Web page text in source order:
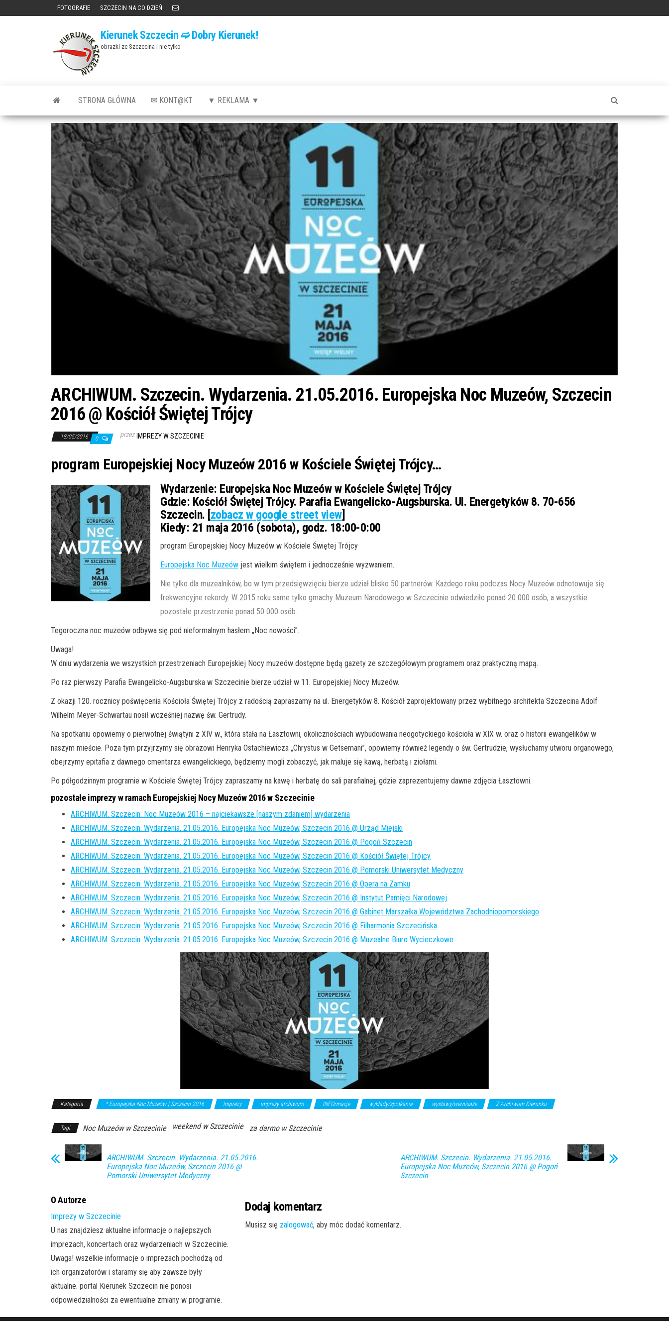
FOTOGRAFIE SZCZECIN NA CO DZIEŃ
Kierunek Szczecin ➫ Dobry Kierunek!
obrazki ze Szczecina i nie tylko
STRONA GŁÓWNA ✉ KONT@KT ▼ REKLAMA ▼
ARCHIWUM. Szczecin. Wydarzenia. 21.05.2016. Europejska Noc Muzeów, Szczecin
2016 @ Kościół Świętej Trójcy
18/05/2016 0 przez IMPREZY W SZCZECINIE
program Europejskiej Nocy Muzeów 2016 w Kościele Świętej Trójcy…
Wydarzenie: Europejska Noc Muzeów w Kościele Świętej Trójcy
Gdzie: Kościół Świętej Trójcy. Parafia Ewangelicko-Augsburska. Ul. Energetyków 8. 70-656
Szczecin. [zobacz w google street view]
Kiedy: 21 maja 2016 (sobota), godz. 18:00-0:00
program Europejskiej Nocy Muzeów w Kościele Świętej Trójcy
Europejska Noc Muzeów jest wielkim świętem i jednocześnie wyzwaniem.
Nie tylko dla muzealników, bo w tym przedsięwzięciu bierze udział blisko 50 partnerów. Każdego roku podczas Nocy Muzeów odnotowuje się
frekwencyjne rekordy. W 2015 roku same tylko gmachy Muzeum Narodowego w Szczecinie odwiedziło ponad 20 000 osób, a wszystkie
pozostałe przestrzenie ponad 50 000 osób.
Tegoroczna noc muzeów odbywa się pod nieformalnym hasłem „Noc nowości”.
Uwaga!
W dniu wydarzenia we wszystkich przestrzeniach Europejskiej Nocy muzeów dostępne będą gazety ze szczegółowym programem oraz praktyczną mapą.
Po raz pierwszy Parafia Ewangelicko-Augsburska w Szczecinie bierze udział w 11. Europejskiej Nocy Muzeów.
Z okazji 120. rocznicy poświęcenia Kościoła Świętej Trójcy z radością zapraszamy na ul. Energetyków 8. Kościół zaprojektowany przez wybitnego architekta Szczecina Adolf
Wilhelm Meyer-Schwartau nosił wcześniej nazwę św. Gertrudy.
Na spotkaniu opowiemy o pierwotnej świątyni z XIV w., która stała na Łasztowni, okolicznościach wybudowania neogotyckiego kościoła w XIX w. oraz o historii ewangelików w
naszym mieście. Poza tym przyjrzymy się obrazowi Henryka Ostachiewicza „Chrystus w Getsemani”, opowiemy również legendy o św. Gertrudzie, wysłuchamy utworu organowego,
obejrzymy epitafia z dawnego cmentarza ewangelickiego, będziemy mogli zobaczyć, jak maluje się kawą, herbatą i ziołami.
Po półgodzinnym programie w Kościele Świętej Trójcy zapraszamy na kawę i herbatę do sali parafialnej, gdzie zaprezentujemy dawne zdjęcia Łasztowni.
pozostałe imprezy w ramach Europejskiej Nocy Muzeów 2016 w Szczecinie
ARCHIWUM. Szczecin. Noc Muzeów 2016 – najciekawsze [naszym zdaniem] wydarzenia
ARCHIWUM. Szczecin. Wydarzenia. 21.05.2016. Europejska Noc Muzeów, Szczecin 2016 @ Urząd Miejski
ARCHIWUM. Szczecin. Wydarzenia. 21.05.2016. Europejska Noc Muzeów, Szczecin 2016 @ Pogoń Szczecin
ARCHIWUM. Szczecin. Wydarzenia. 21.05.2016. Europejska Noc Muzeów, Szczecin 2016 @ Kościół Świętej Trójcy
ARCHIWUM. Szczecin. Wydarzenia. 21.05.2016. Europejska Noc Muzeów, Szczecin 2016 @ Pomorski Uniwersytet Medyczny
ARCHIWUM. Szczecin. Wydarzenia. 21.05.2016. Europejska Noc Muzeów, Szczecin 2016 @ Opera na Zamku
ARCHIWUM. Szczecin. Wydarzenia. 21.05.2016. Europejska Noc Muzeów, Szczecin 2016 @ Instytut Pamięci Narodowej
ARCHIWUM. Szczecin. Wydarzenia. 21.05.2016. Europejska Noc Muzeów, Szczecin 2016 @ Gabinet Marszałka Województwa Zachodniopomorskiego
ARCHIWUM. Szczecin. Wydarzenia. 21.05.2016. Europejska Noc Muzeów, Szczecin 2016 @ Filharmonia Szczecińska
ARCHIWUM. Szczecin. Wydarzenia. 21.05.2016. Europejska Noc Muzeów, Szczecin 2016 @ Muzealne Biuro Wycieczkowe
Kategoria * Europejska Noc Muzeów | Szczecin 2016 Imprezy imprezy archiwum INFOrmacje wykłady/spotkania wystawy/wernisaże Z Archiwum Kierunku
Tagi Noc Muzeów w Szczecinie weekend w Szczecinie za darmo w Szczecinie
ARCHIWUM. Szczecin. Wydarzenia. 21.05.2016.
Europejska Noc Muzeów, Szczecin 2016 @
Pomorski Uniwersytet Medyczny
ARCHIWUM. Szczecin. Wydarzenia. 21.05.2016.
Europejska Noc Muzeów, Szczecin 2016 @ Pogoń
Szczecin
O Autorze
Imprezy w Szczecinie
U nas znajdziesz aktualne informacje o najlepszych
imprezach, koncertach oraz wydarzeniach w Szczecinie.
Uwaga! wszelkie informacje o imprezach pochodzą od
ich organizatorów i staramy się aby zawsze były
aktualne. portal Kierunek Szczecin nie ponosi
odpowiedzialności za ewentualne zmiany w programie.
Dodaj komentarz
Musisz się zalogować, aby móc dodać komentarz.